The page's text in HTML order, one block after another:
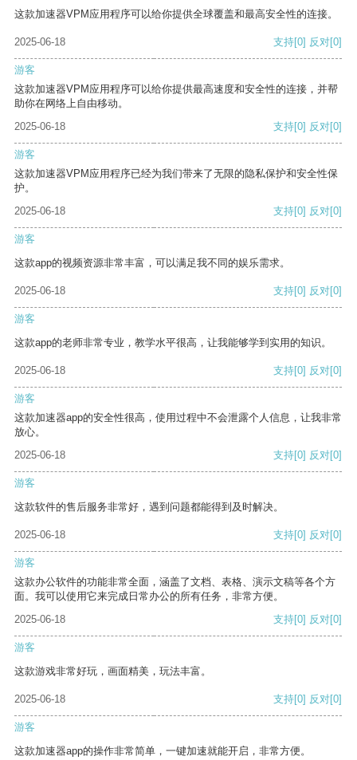
这款加速器VPM应用程序可以给你提供全球覆盖和最高安全性的连接。
2025-06-18 支持[0] 反对[0]
游客
这款加速器VPM应用程序可以给你提供最高速度和安全性的连接，并帮
助你在网络上自由移动。
2025-06-18
支持[0] 反对[0]
游客
这款加速器VPM应用程序已经为我们带来了无限的隐私保护和安全性保
护。
2025-06-18
支持[0] 反对[0]
游客
这款app的视频资源非常丰富，可以满足我不同的娱乐需求。
2025-06-18 支持[0] 反对[0]
游客
这款app的老师非常专业，教学水平很高，让我能够学到实用的知识。
2025-06-18 支持[0] 反对[0]
游客
这款加速器app的安全性很高，使用过程中不会泄露个人信息，让我非常
放心。
2025-06-18
支持[0] 反对[0]
游客
这款软件的售后服务非常好，遇到问题都能得到及时解决。
2025-06-18 支持[0] 反对[0]
游客
这款办公软件的功能非常全面，涵盖了文档、表格、演示文稿等各个方
面。我可以使用它来完成日常办公的所有任务，非常方便。
2025-06-18
支持[0] 反对[0]
游客
这款游戏非常好玩，画面精美，玩法丰富。
2025-06-18 支持[0] 反对[0]
游客
这款加速器app的操作非常简单，一键加速就能开启，非常方便。